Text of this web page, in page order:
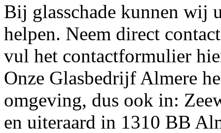
Bij glasschade kunnen wij
helpen. Neem direct
vul het contactformulier
Onze Glasbedrijf Almere
omgeving, dus ook in:
en uiteraard in 1310 BB